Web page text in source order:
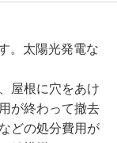
。太陽光発電な
屋根に穴をあけ
が終わって撤去
どの処分費用が